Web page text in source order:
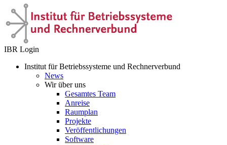
IBR Login
Institut für Betriebssysteme und Rechnerverbund
News
Wir über uns
Gesamtes Team
Anreise
Raumplan
Projekte
Veröffentlichungen
Software